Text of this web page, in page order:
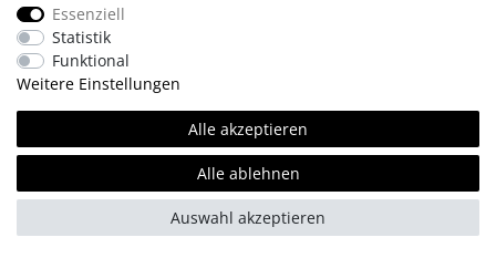
Retouren/Reklamationen
Kontakt Team
Essenziell
Statistik
Funktional
Weitere Einstellungen
Alle akzeptieren
Alle ablehnen
Auswahl akzeptieren